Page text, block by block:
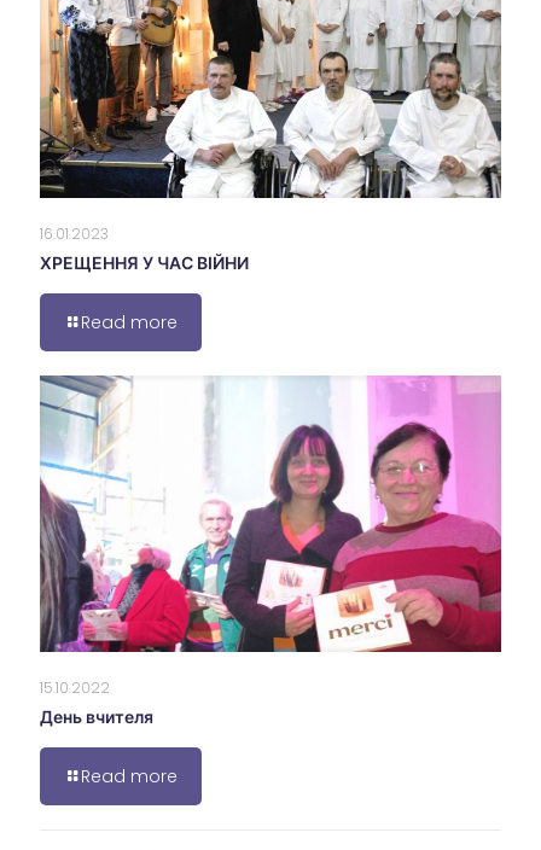
16.01.2023
ХРЕЩЕННЯ У ЧАС ВІЙНИ
Read more
15.10.2022
День вчителя
Read more